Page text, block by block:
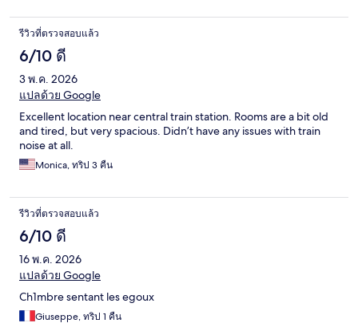
รีวิวที่ตรวจสอบแล้ว
6/10 ดี
3 พ.ค. 2026
แปลด้วย Google
Excellent location near central train station. Rooms are a bit old
and tired, but very spacious. Didn’t have any issues with train
noise at all.
Monica, ทริป 3 คืน
รีวิวที่ตรวจสอบแล้ว
6/10 ดี
16 พ.ค. 2026
แปลด้วย Google
Ch1mbre sentant les egoux
Giuseppe, ทริป 1 คืน